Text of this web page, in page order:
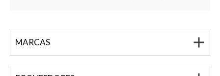
MARCAS add